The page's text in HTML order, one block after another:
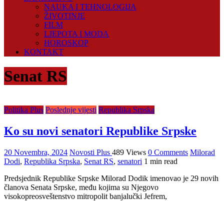
NAUKA I TEHNOLOGIJA
ŽIVOTINJE
FILM
LJEPOTA I MODA
HOROSKOP
KONTAKT
Senat RS
Politika Plus Poslednje vijesti Republika Srpska
Ko su novi senatori Republike Srpske
20 Novembra, 2024 Novosti Plus 489 Views 0 Comments Milorad
Dodi, Republika Srpska, Senat RS, senatori 1 min read
Predsjednik Republike Srpske Milorad Dodik imenovao je 29 novih
članova Senata Srpske, među kojima su Njegovo
visokopreosveštenstvo mitropolit banjalučki Jefrem,